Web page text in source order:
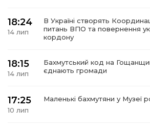
політика
місія
18:24
14 лип
В Україні створять
питань ВПО та повернення
кордону
18:15
14 лип
Бахмутський код на
єднають громади
17:25
10 лип
Маленькі бахмутяни у Музеї